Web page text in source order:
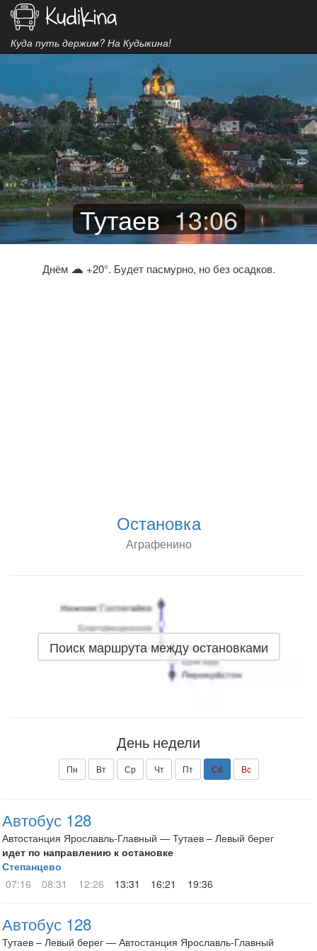
Куда путь держим? На Кудыкина!
Тутаев 13:06
Днём ☁ +20°. Будет пасмурно, но без осадков.
Остановка
Аграфенино
Поиск маршрута между остановками
День недели
Пн Вт Ср Чт Пт Сб Вс
Автобус 128
Автостанция Ярославль-Главный — Тутаев – Левый берег
идет по направлению к остановке
Степанцево
07:16
08:31 12:26 13:31 16:21 19:36
Автобус 128
Тутаев – Левый берег — Автостанция Ярославль-Главный